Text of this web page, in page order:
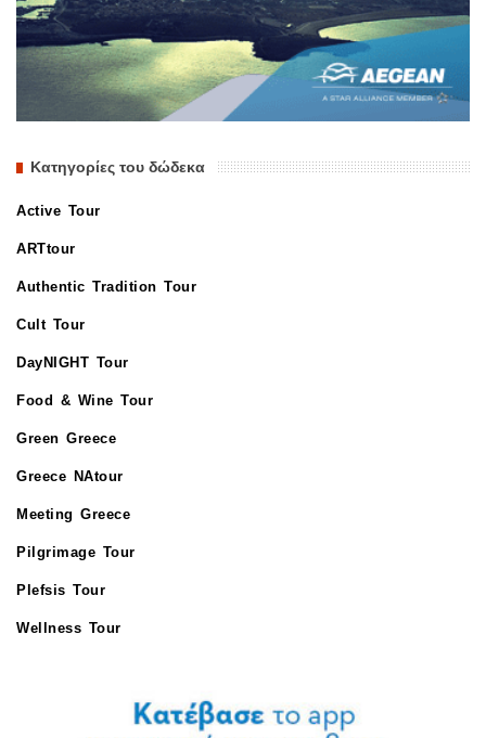
Κατηγορίες του δώδεκα
Active Tour
ARTtour
Authentic Tradition Tour
Cult Tour
DayNIGHT Tour
Food & Wine Tour
Green Greece
Greece NAtour
Meeting Greece
Pilgrimage Tour
Plefsis Tour
Wellness Tour